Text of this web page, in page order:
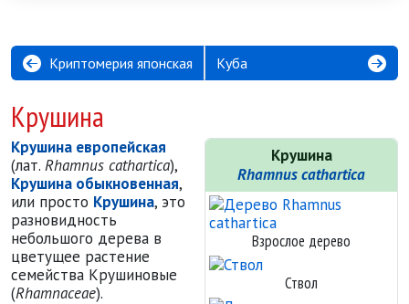
Криптомерия японская Куба
Крушина
Крушина
Rhamnus cathartica
Взрослое дерево
Ствол
Крушина европейская
(лат. Rhamnus cathartica),
Крушина обыкновенная,
или просто Крушина, это
разновидность
небольшого дерева в
цветущее растение
семейства Крушиновые
(Rhamnaceae).